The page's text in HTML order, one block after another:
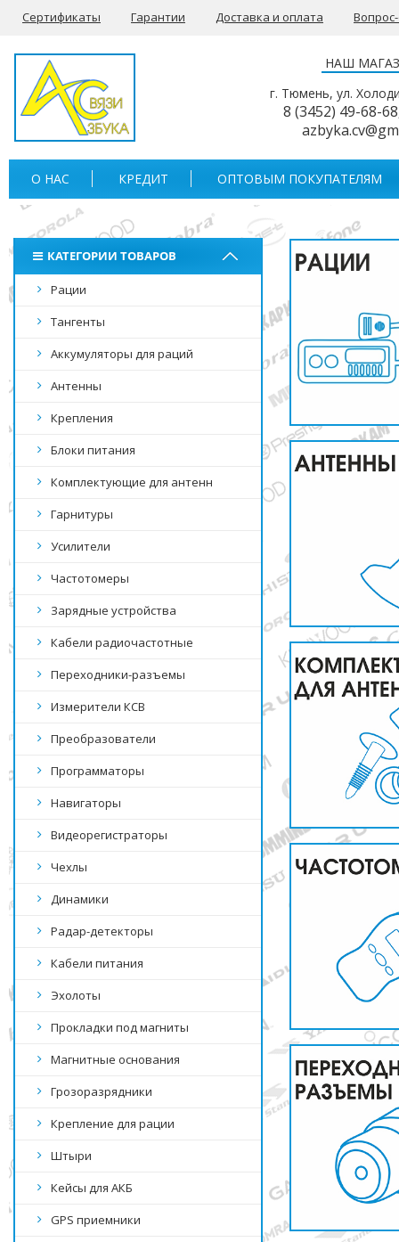
Сертификаты Гарантии Доставка и оплата
НАШ
г. Тюмень, ул.
8 (3452) 49-68-68
О НАС КРЕДИТ ОПТОВЫМ ПОКУПАТЕЛЯМ
КАТЕГОРИИ ТОВАРОВ
Рации
Тангенты
Аккумуляторы для раций
Антенны
Крепления
Блоки питания
Комплектующие для антенн
Гарнитуры
Усилители
Частотомеры
Зарядные устройства
Кабели радиочастотные
Переходники-разъемы
Измерители КСВ
Преобразователи
Программаторы
Навигаторы
Видеорегистраторы
Чехлы
Динамики
Радар-детекторы
Кабели питания
Эхолоты
Прокладки под магниты
Магнитные основания
Грозоразрядники
Крепление для рации
Штыри
Кейсы для АКБ
GPS приемники